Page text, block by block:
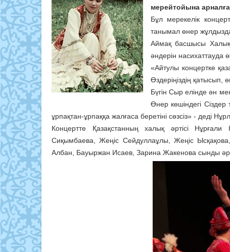
мерейтойына
Бұл мерекелік
танымал өнер
Аймақ басшысы Халық
әндерін насихаттауда
«Айтулы концертке
Өздеріңіздің қатысып,
Бүгін Сыр елінде ән
Өнер көшіндегі
ұрпақтан-ұрпаққа жалғаса беретіні сөзсіз» - деді
Концертте Қазақстанның халық әртісі
Сиқымбаева, Жеңіс Сейдуллаұлы, Жеңіс
Албан, Бауыржан Исаев, Зарина Жакенова сынды